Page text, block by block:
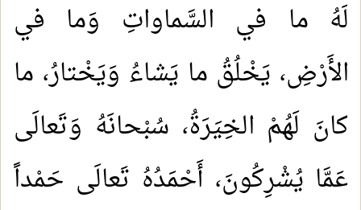
لَهُ ما في السَّماواتِ وَما في
الأَرْضِ، يَخْلُقُ ما يَشاءُ وَيَخْتارُ، ما
كانَ لَهُمْ الخِيَرَةُ، سُبْحانَهُ وَتَعالَى
عَمَّا يُشْرِكُونَ، أَحْمَدُهُ تَعالَى حَمْداً